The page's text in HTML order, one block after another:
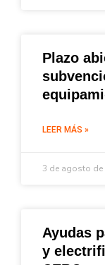
Plazo
LEER MÁS »
3 de agosto de
Ayudas
y